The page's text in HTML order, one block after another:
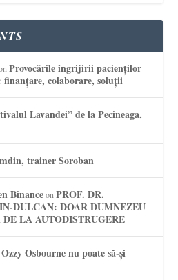
Provocările îngrijirii pacienților
colaborare, soluții
Lavandei” de la Pecineaga,
trainer Soroban
BinanceonPROF. DR.
DULCAN: DOAR DUMNEZEU
LA AUTODISTRUGERE
Ozzy Osbourne nu poate să-și